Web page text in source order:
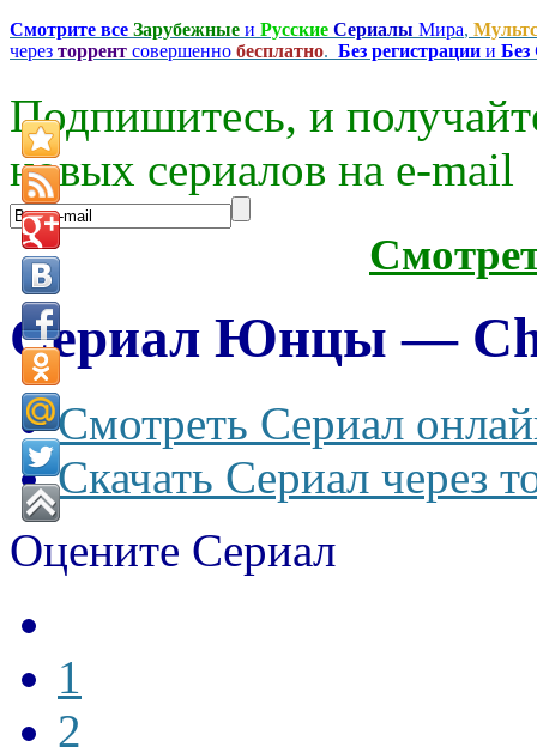
Смотрите все Зарубежные и Русские Сериалы Мира,
через торрент совершенно бесплатно. Без регистрации и
Подпишитесь, и
новых сериалов на e-mаil
Сериал Юнцы —
Смотреть Сериал
Скачать Сериал через
Оцените Сериал
1
2